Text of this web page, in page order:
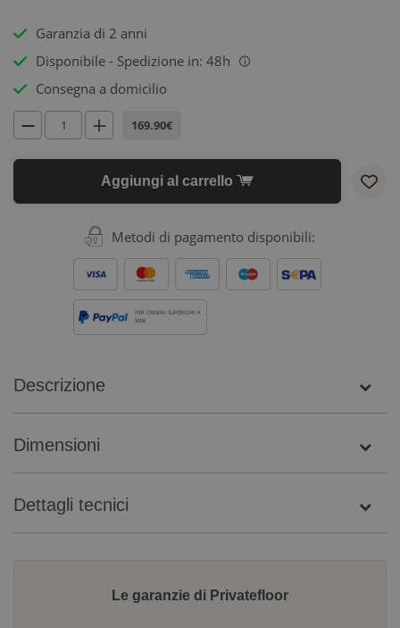
Garanzia di 2 anni
Disponibile - Spedizione in: 48h
i
Consegna a domicilio
169.90€
Aggiungi al carrello
Metodi di pagamento disponibili:
PER ORDINI SUPERIORI A
500€
Descrizione
Dimensioni
Dettagli tecnici
Le garanzie di Privatefloor